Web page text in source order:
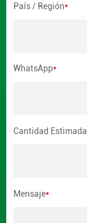
País / Región*
WhatsApp*
Cantidad
Mensaje*